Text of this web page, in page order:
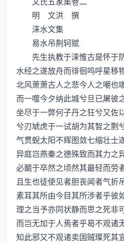
明 文洪 撰
涞水文集
易水吊荆轲赋
先生执教于涞惟古是怀于
水经之遂放舟而徘徊呜呼星移
北风萧萧古人之悲今人之嘲也
而一噬今夕纳此城兮旦已屠彼
坐尽于一弊何子丹之狂兮又佐
兮刃虓虎于一试胡为其智之剽
气贯蜺太阳不辉图敛七缩壮士
异庭岂燕秦之德殊致而其力之
必鬭于卒然之顷然其最轻而劳
且生也徒使见者胆丧闻者气折
素耳其所由今目其所涉者乎彼
理之当予亦同状静而思之死非
而岂无加于人焉者乎曷不观诸
知此邪又不观诸卖国贼璨死其